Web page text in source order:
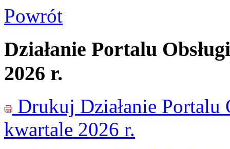
Powrót
Działanie Portalu
2026 r.
Drukuj Działanie
kwartale 2026 r.